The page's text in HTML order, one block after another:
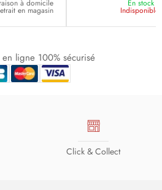
à domicile
en magasin
En stock
Indisponible
en ligne 100% sécurisé
Click & Collect